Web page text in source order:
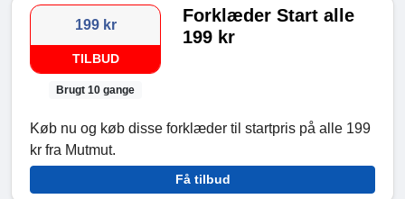
199 kr
TILBUD
Brugt 10 gange
Forklæder Start alle
199 kr
Køb nu og køb disse forklæder til startpris på alle 199
kr fra Mutmut.
Få tilbud